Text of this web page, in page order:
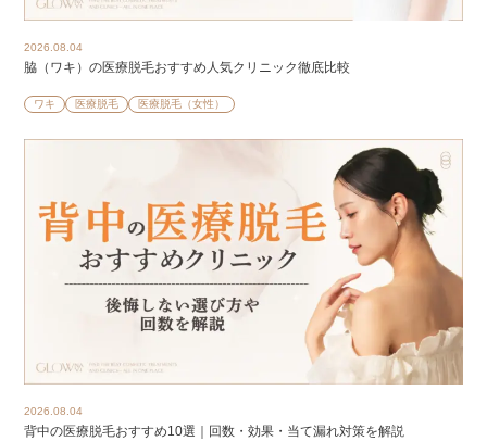
2026.08.04
脇（ワキ）の医療脱毛おすすめ人気クリニック徹底比較
ワキ 医療脱毛 医療脱毛（女性）
2026.08.04
背中の医療脱毛おすすめ10選｜回数・効果・当て漏れ対策を解説